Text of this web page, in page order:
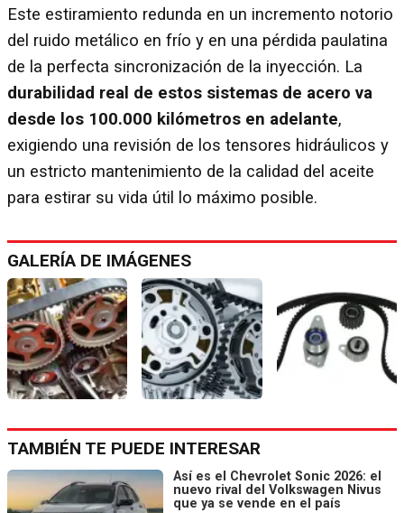
Este estiramiento redunda en un incremento notorio
del ruido metálico en frío y en una pérdida paulatina
de la perfecta sincronización de la inyección. La
durabilidad real de estos sistemas de acero va
desde los 100.000 kilómetros en adelante,
exigiendo una revisión de los tensores hidráulicos y
un estricto mantenimiento de la calidad del aceite
para estirar su vida útil lo máximo posible.
GALERÍA DE IMÁGENES
TAMBIÉN TE PUEDE INTERESAR
Así es el Chevrolet Sonic 2026: el
nuevo rival del Volkswagen Nivus
que ya se vende en el país